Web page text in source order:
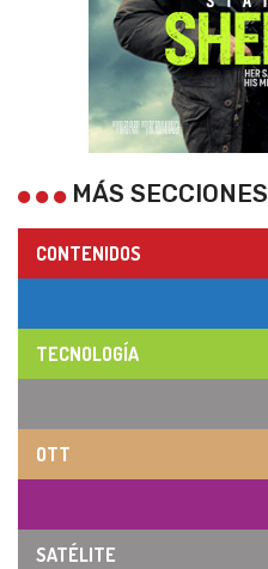
MÁS SECCIONES
CONTENIDOS
TECNOLOGÍA
OTT
SATÉLITE